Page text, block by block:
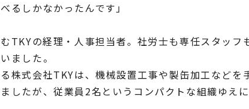
るしかなかったんです」
TKYの経理・人事担当者。社労士も専任スタッフ
ました。
株式会社TKYは、機械設置工事や製缶加工など
したが、従業員2名というコンパクトな組織ゆえ